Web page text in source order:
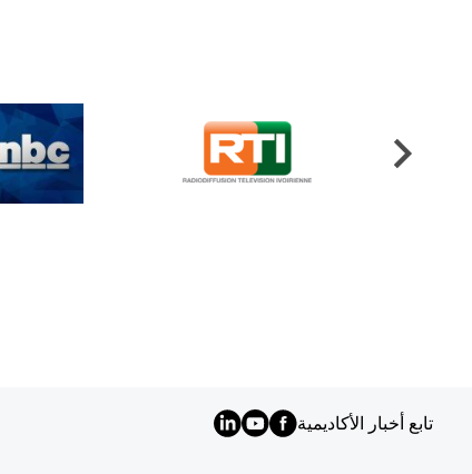
تابع أخبار الأكاديمية